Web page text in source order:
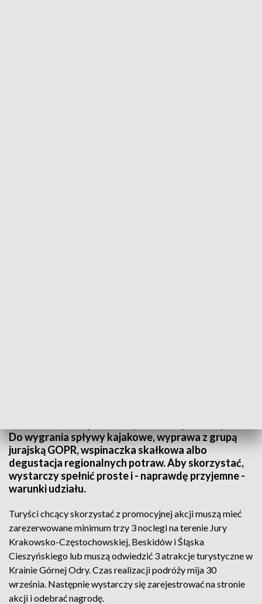
Do wygrania spływy kajakowe, wyprawa z grupą
jurajską GOPR, wspinaczka skałkowa albo
degustacja regionalnych potraw. Aby skorzystać,
wystarczy spełnić proste i - naprawdę przyjemne -
warunki udziału.
Turyści chcący skorzystać z promocyjnej akcji muszą mieć
zarezerwowane minimum trzy 3 noclegi na terenie Jury
Krakowsko-Częstochowskiej, Beskidów i Śląska
Cieszyńskiego lub muszą odwiedzić 3 atrakcje turystyczne w
Krainie Górnej Odry. Czas realizacji podróży mija 30
września. Następnie wystarczy się zarejestrować na stronie
akcji i odebrać nagrodę.